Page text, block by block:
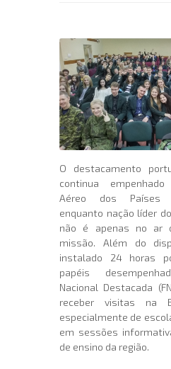
O destacamento
continua
Aéreo dos Países
enquanto nação líder
não é apenas no ar
missão. Além do
instalado 24 horas
papéis
Nacional Destacada
receber visitas na
especialmente de
em sessões
de ensino da região.